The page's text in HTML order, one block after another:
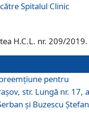
Spitalul Clinic
H.C.L. nr. 209/2019.
pentru
str. Lungă nr. 17,
și Buzescu